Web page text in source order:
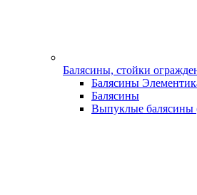
Балясины, стойки
Балясины
Балясины
Выпуклые балясины